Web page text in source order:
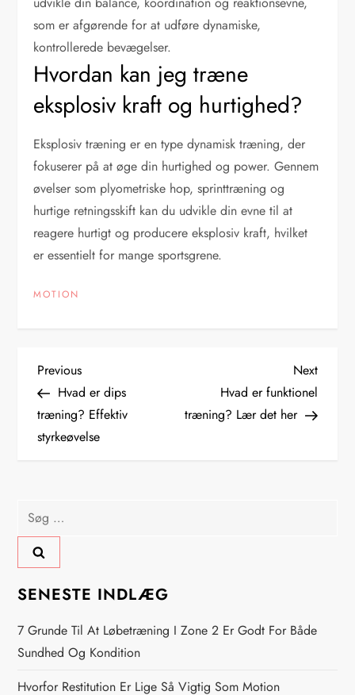
som er afgørende for at udføre dynamiske,
kontrollerede bevægelser.
Hvordan kan jeg træne
eksplosiv kraft og hurtighed?
Eksplosiv træning er en type dynamisk træning, der
fokuserer på at øge din hurtighed og power. Gennem
øvelser som plyometriske hop, sprinttræning og
hurtige retningsskift kan du udvikle din evne til at
reagere hurtigt og producere eksplosiv kraft, hvilket
er essentielt for mange sportsgrene.
MOTION
I
n
d
æ
g
s
n
a
Previous
Post
Previous
Hvad er dips
træning? Effektiv
styrkeøvelse
Next
Post
Next
Hvad er funktionel
træning? Lær det her
Søg
efter:
SENESTE INDLÆG
7 Grunde Til At Løbetræning I Zone 2 Er Godt For Både
Sundhed Og Kondition
Hvorfor Restitution Er Lige Så Vigtig Som Motion